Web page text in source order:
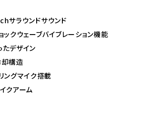
サラウンドサウンド
ックウェーブバイブレーション機能
たデザイン
却構造
ングマイク搭載
クアーム